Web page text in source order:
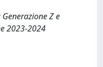
Z e
2023-2024